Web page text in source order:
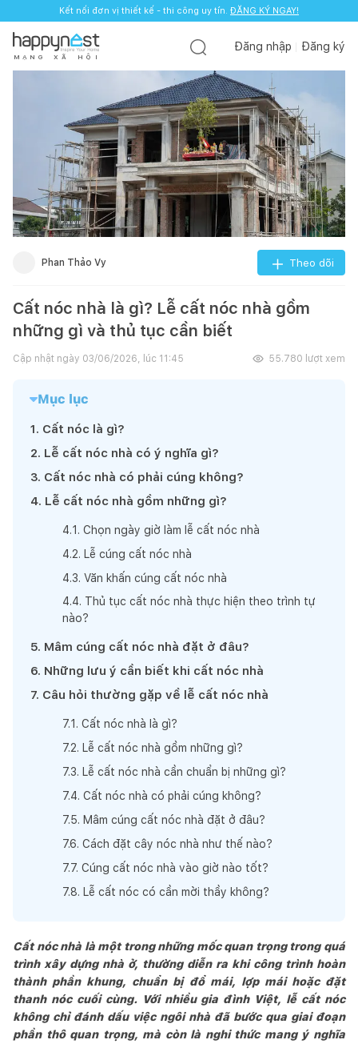
Kết nối đơn vị thiết kế - thi công uy tín. ĐĂNG KÝ NGAY!
M Ạ N G X Ã H Ộ I
Đăng nhập Đăng ký
Phan Thảo Vy Theo dõi
Cất nóc nhà là gì? Lễ cất nóc nhà gồm
những gì và thủ tục cần biết
Cập nhật ngày 03/06/2026, lúc 11:45 55.780 lượt xem
Mục lục
1. Cất nóc là gì?
2. Lễ cất nóc nhà có ý nghĩa gì?
3. Cất nóc nhà có phải cúng không?
4. Lễ cất nóc nhà gồm những gì?
4.1 . Chọn ngày giờ làm lễ cất nóc nhà
4.2. Lễ cúng cất nóc nhà
4.3. Văn khấn cúng cất nóc nhà
4.4. Thủ tục cất nóc nhà thực hiện theo trình tự
nào?
5. Mâm cúng cất nóc nhà đặt ở đâu?
6. Những lưu ý cần biết khi cất nóc nhà
7. Câu hỏi thường gặp về lễ cất nóc nhà
7.1 . Cất nóc nhà là gì?
7.2. Lễ cất nóc nhà gồm những gì?
7.3. Lễ cất nóc nhà cần chuẩn bị những gì?
7.4. Cất nóc nhà có phải cúng không?
7.5. Mâm cúng cất nóc nhà đặt ở đâu?
7.6. Cách đặt cây nóc nhà như thế nào?
7.7. Cúng cất nóc nhà vào giờ nào tốt?
7.8. Lễ cất nóc có cần mời thầy không?
Cất nóc nhà là một trong những mốc quan trọng trong quá
trình xây dựng nhà ở, thường diễn ra khi công trình hoàn
thành phần khung, chuẩn bị đổ mái, lợp mái hoặc đặt
thanh nóc cuối cùng. Với nhiều gia đình Việt, lễ cất nóc
không chỉ đánh dấu việc ngôi nhà đã bước qua giai đoạn
phần thô quan trọng, mà còn là nghi thức mang ý nghĩa